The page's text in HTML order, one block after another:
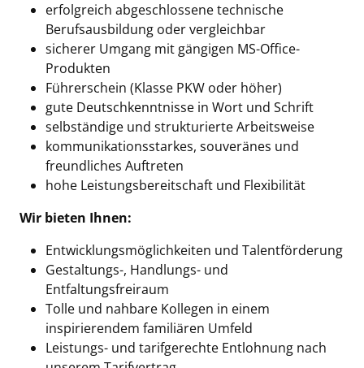
erfolgreich abgeschlossene technische
Berufsausbildung oder vergleichbar
sicherer Umgang mit gängigen MS-Office-
Produkten
Führerschein (Klasse PKW oder höher)
gute Deutschkenntnisse in Wort und Schrift
selbständige und strukturierte Arbeitsweise
kommunikationsstarkes, souveränes und
freundliches Auftreten
hohe Leistungsbereitschaft und Flexibilität
Wir bieten Ihnen:
Entwicklungsmöglichkeiten und Talentförderung
Gestaltungs-, Handlungs- und
Entfaltungsfreiraum
Tolle und nahbare Kollegen in einem
inspirierendem familiären Umfeld
Leistungs- und tarifgerechte Entlohnung nach